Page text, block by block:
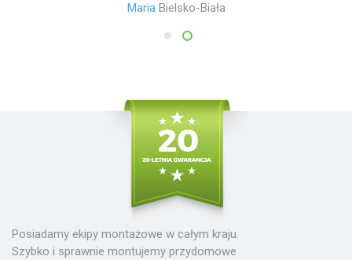
Maria Bielsko-Biała
1 2
Posiadamy ekipy montażowe w całym kraju.
Szybko i sprawnie montujemy przydomowe